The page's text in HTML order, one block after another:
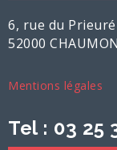
6, rue du Prieuré
52000
Mentions légales
Tel : 03 25